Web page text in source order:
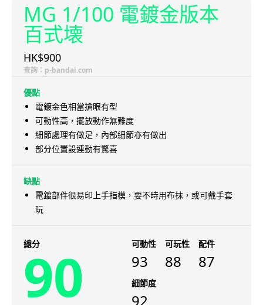
MG 1/100 電鍍金版本
百式壊
HK$900
查詢：p-bandai.com
優點
電鍍金色相當搶眼有型
可動性高，擺放動作無難度
細節處理有做足，內部細節亦有做出
部分位置設連動有驚喜
缺點
電鍍部件很易印上手指模，要不時用布抹，或可戴手套
玩
總分
90 可動性
93
可玩性
88
配件
87
細節度
92